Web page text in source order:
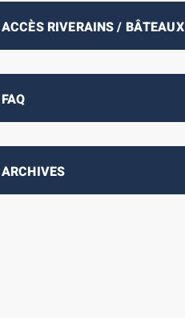
ACCÈS RIVERAINS / BÂTEAUX
FAQ
ARCHIVES